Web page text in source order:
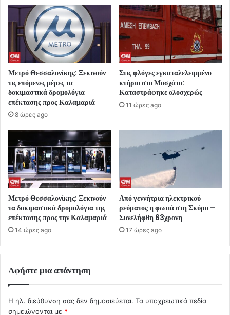
Μετρό Θεσσαλονίκης: Ξεκινούν
τις επόμενες μέρες τα
δοκιμαστικά δρομολόγια
επέκτασης προς Καλαμαριά
8 ώρες ago
Στις φλόγες εγκαταλελειμμένο
κτήριο στο Μοσχάτο:
Καταστράφηκε ολοσχερώς
11 ώρες ago
Μετρό Θεσσαλονίκης: Ξεκινούν
τα δοκιμαστικά δρομολόγια της
επέκτασης προς την Καλαμαριά
14 ώρες ago
Από γεννήτρια ηλεκτρικού
ρεύματος η φωτιά στη Σκύρο –
Συνελήφθη 63χρονη
17 ώρες ago
Αφήστε μια απάντηση
Η ηλ. διεύθυνση σας δεν δημοσιεύεται. Τα υποχρεωτικά πεδία
σημειώνονται με *